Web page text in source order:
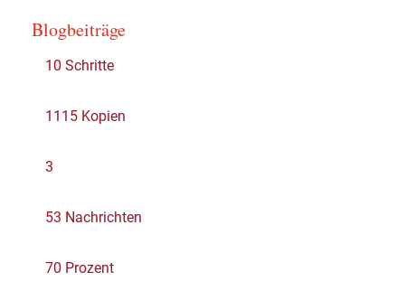
Blogbeiträge
10 Schritte
1115 Kopien
3
53 Nachrichten
70 Prozent